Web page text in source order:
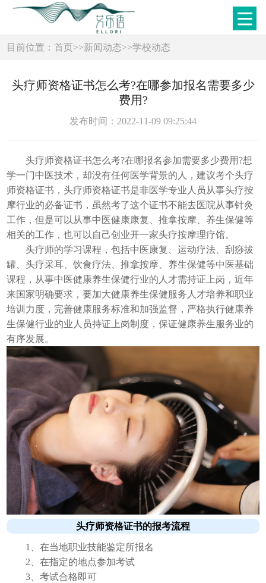
目前位置：首页>>新闻动态>>学校动态
头疗师资格证书怎么考?在哪参加报名需要多少
费用?
发布时间：2022-11-09 09:25:44
头疗师资格证书怎么考?在哪报名参加需要多少费用?想
学一门中医技术，却没有任何医学背景的人，建议考个头疗
师资格证书，头疗师资格证书是非医学专业人员从事头疗按
摩行业的必备证书，虽然考了这个证书不能去医院从事针灸
工作，但是可以从事中医健康康复、推拿按摩、养生保健等
相关的工作，也可以自己创业开一家头疗按摩理疗馆。
头疗师的学习课程，包括中医康复、运动疗法、刮痧拔
罐、头疗采耳、饮食疗法、推拿按摩、养生保健等中医基础
课程，从事中医健康养生保健行业的人才需持证上岗，近年
来国家明确要求，要加大健康养生保健服务人才培养和职业
培训力度，完善健康服务标准和加强监督，严格执行健康养
生保健行业的业人员持证上岗制度，保证健康养生服务业的
有序发展。
头疗师资格证书的报考流程
1、在当地职业技能鉴定所报名
2、在指定的地点参加考试
3、考试合格即可